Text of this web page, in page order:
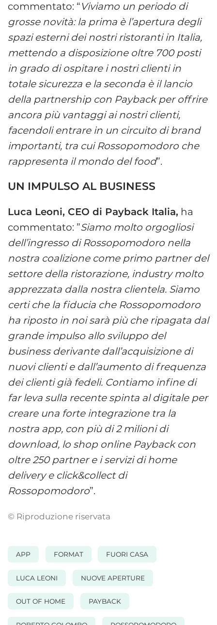
commentato: “Viviamo un periodo di
grosse novità: la prima è l’apertura degli
spazi esterni dei nostri ristoranti in Italia,
mettendo a disposizione oltre 700 posti
in grado di ospitare i nostri clienti in
totale sicurezza e la seconda è il lancio
della partnership con Payback per offrire
ancora più vantaggi ai nostri clienti,
facendoli entrare in un circuito di brand
importanti, tra cui Rossopomodoro che
rappresenta il mondo del food”.
UN IMPULSO AL BUSINESS
Luca Leoni, CEO di Payback Italia, ha
commentato: ”Siamo molto orgogliosi
dell’ingresso di Rossopomodoro nella
nostra coalizione come primo partner del
settore della ristorazione, industry molto
apprezzata dalla nostra clientela. Siamo
certi che la fiducia che Rossopomodoro
ha riposto in noi sarà più che ripagata dal
grande impulso allo sviluppo del
business derivante dall’acquisizione di
nuovi clienti e dall’aumento di frequenza
dei clienti già fedeli. Contiamo infine di
far leva sulla recente spinta al digitale per
creare una forte integrazione tra la
nostra app, con più di 2 milioni di
download, lo shop online Payback con
oltre 250 partner e i servizi di home
delivery e click&collect di
Rossopomodoro”.
© Riproduzione riservata
APP FORMAT FUORI CASA
LUCA LEONI NUOVE APERTURE
OUT OF HOME PAYBACK